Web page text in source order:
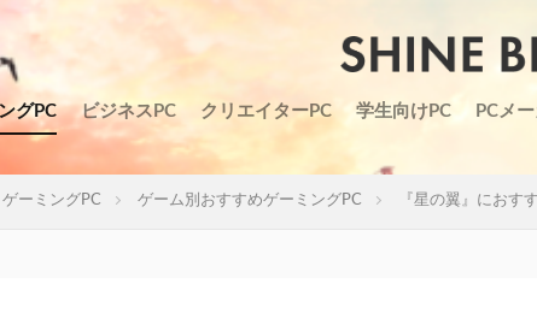
グPC ビジネスPC クリエイターPC 学生向けPC PCメ
ゲーミングPC ゲーム別おすすめゲーミングPC 『星の翼』におす